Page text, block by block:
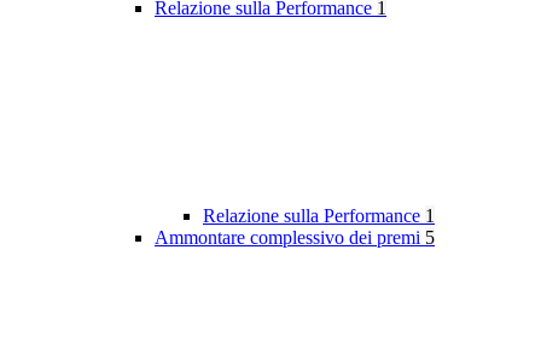
Relazione sulla Performance 1
Relazione sulla Performance 1
Ammontare complessivo dei premi 5